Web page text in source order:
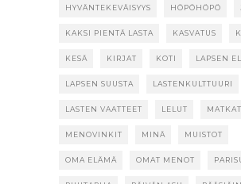
HYVÄNTEKEVÄISYYS HÖPÖHÖPÖ
KAKSI PIENTÄ LASTA KASVATUS
KESÄ KIRJAT KOTI LAPSEN
LAPSEN SUUSTA LASTENKULTTUURI
LASTEN VAATTEET LELUT MATKAT
MENOVINKIT MINÄ MUISTOT
OMA ELÄMÄ OMAT MENOT